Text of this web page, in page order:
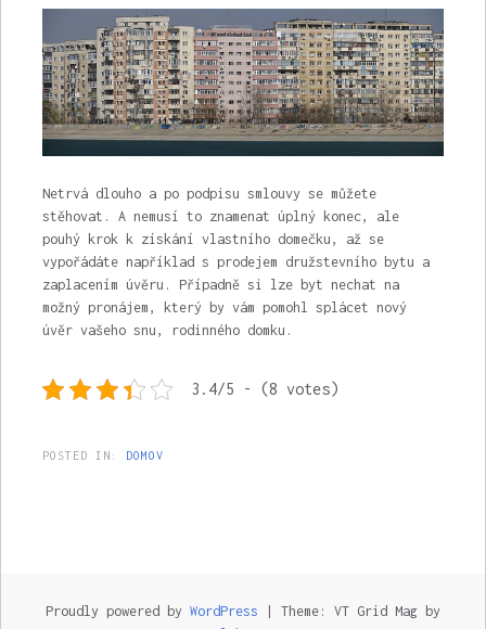
Netrvá dlouho a po podpisu smlouvy se můžete
stěhovat. A nemusí to znamenat úplný konec, ale
pouhý krok k získání vlastního domečku, až se
vypořádáte například s prodejem družstevního bytu a
zaplacením úvěru. Případně si lze byt nechat na
možný pronájem, který by vám pomohl splácet nový
úvěr vašeho snu, rodinného domku.
3.4/5 - (8 votes)
POSTED IN: DOMOV
Proudly powered by WordPress | Theme: VT Grid Mag by